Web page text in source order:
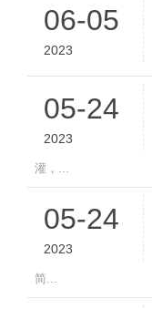
06-05
2023
05-24
2023
灌，...
05-24
2023
简...